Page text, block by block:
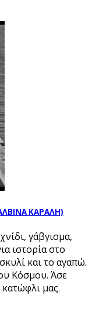
ΚΑΡΑΛΗ)
γάβγισμα,
ιστορία στο
και το αγαπώ.
Κόσμου. Άσε
μας.